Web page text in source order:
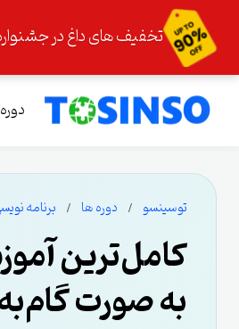
تخفیف های داغ در
توسینسو دوره ها برنامه
به صورت